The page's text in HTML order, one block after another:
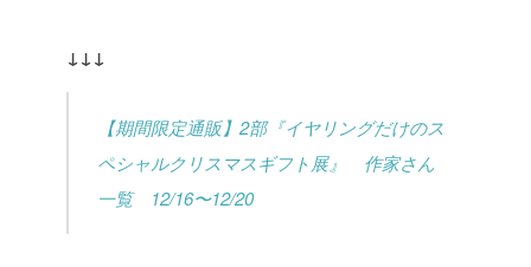
↓↓↓
【期間限定通販】2部『イヤリングだけのス
ペシャルクリスマスギフト展』 作家さん
一覧 12/16〜12/20